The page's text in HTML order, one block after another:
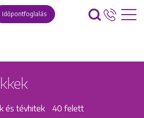
Időpontfoglalás
és tévhitek
40 felett